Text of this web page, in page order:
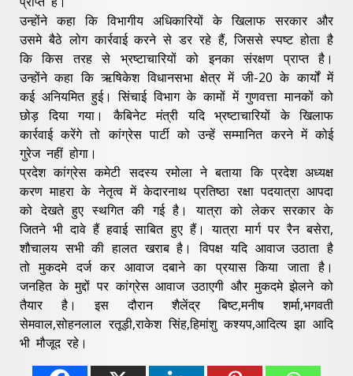
उन्होंने कहा कि विभागीय अधिकारियों के खिलाफ सरकार और
उसमे बैठे लोग कार्रवाई करने से डर रहे हैं, जिससे स्पष्ट होता है
कि किस तरह से भ्रष्टाचारियों को इनका संरक्षण प्राप्त है।
उन्होंने कहा कि ऋषिकेश विधानसभा क्षेत्र में जी-20 के कार्यों में
कई अनियमित हुई। सिंचाई विभाग के कामों में गुणवत्ता मानकों को
छोड़ दिया गया। कैबिनेट मंत्री यदि भ्रष्टाचारियों के खिलाफ
कार्रवाई करेंगे तो कांग्रेस पार्टी को उन्हें सम्मानित करने में कोई
गुरेज नहीं होगा।
प्रदेश कांग्रेस कमेटी सदस्य रमोला ने बताया कि प्रदेश अध्यक्ष
करण माहरा के नेतृत्व में केदारनाथ प्रतिष्ठा रक्षा पदयात्रा आपदा
को देखते हुए स्थगित की गई है। यात्रा को लेकर सरकार के
जितने भी दावे हैं हवाई साबित हुए हैं। यात्रा मार्ग पर रैन बसेरा,
शौचालय सभी की हालत खराब है। विपक्ष यदि आवाज उठाता है
तो मुकदमे दर्ज कर आवाज दबाने का प्रयास किया जाता है।
जनहित के मुद्दों पर कांग्रेस आवाज उठाएगी और मुकदमे झेलने को
तैयार है। इस दौरान शैलेंद्र बिष्ट,मनीष शर्मा,भगवती
सेमवाल,सोहनलाल रतूड़ी,राकेश सिंह,हिमांशु कश्यप,आदित्य झा आदि
भी मौजूद रहे।